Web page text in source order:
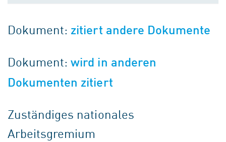
Dokument: zitiert andere Dokumente
Dokument:wird in anderen
Dokumenten zitiert
Zuständiges nationales
Arbeitsgremium